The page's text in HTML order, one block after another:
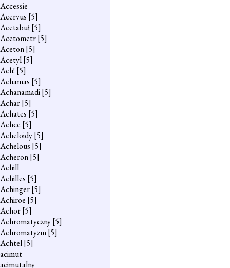
Accessie
Acervus [5]
Acetabuł[5]
Acetometr[5]
Aceton[5]
Acetyl[5]
Ach! [5]
Achamas [5]
Achanamadi[5]
Achar[5]
Achates [5]
Achce [5]
Acheloidy[5]
Achelous [5]
Acheron[5]
Achill
Achilles [5]
Achinger[5]
Achiroe [5]
Achor[5]
Achromatyczny[5]
Achromatyzm[5]
Achtel[5]
acimut
acimutalny